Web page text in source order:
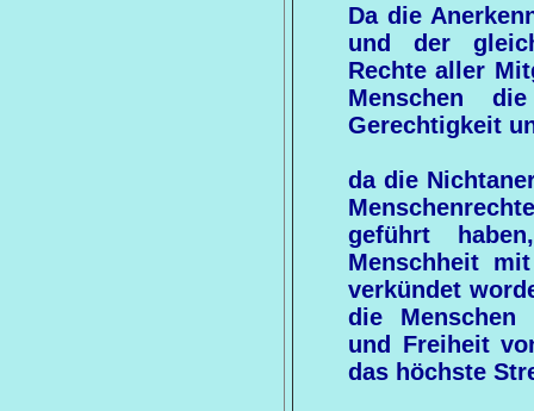
Da die
und der
Rechte aller
Menschen
Gerechtigkeit
da die
geführt
Menschheit
verkündet
die Menschen
und Freiheit
das höchste